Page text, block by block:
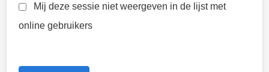
Mij deze sessie niet weergeven in de lijst met
online gebruikers